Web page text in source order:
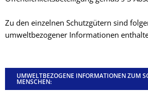
Zu den einzelnen Schutzgütern sind
umweltbezogener Informationen
UMWELTBEZOGENE INFORMATIONEN ZUM
MENSCHEN: